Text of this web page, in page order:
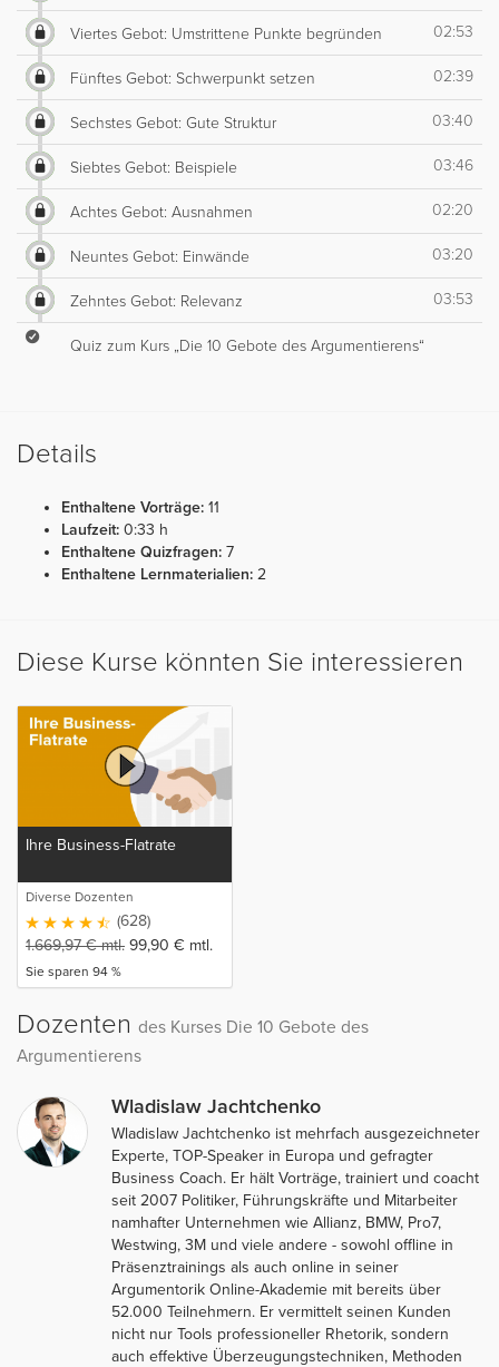
Viertes Gebot: Umstrittene Punkte begründen 02:53
Fünftes Gebot: Schwerpunkt setzen 02:39
Sechstes Gebot: Gute Struktur 03:40
Siebtes Gebot: Beispiele 03:46
Achtes Gebot: Ausnahmen 02:20
Neuntes Gebot: Einwände 03:20
Zehntes Gebot: Relevanz 03:53
Quiz zum Kurs „Die 10 Gebote des Argumentierens“
Details
Enthaltene Vorträge: 11
Laufzeit: 0:33 h
Enthaltene Quizfragen: 7
Enthaltene Lernmaterialien: 2
Diese Kurse könnten Sie interessieren
Ihre Business-Flatrate
Diverse Dozenten
(628)
1.669,97€mtl. 99,90 € mtl.
Sie sparen 94 %
Dozenten des Kurses Die 10 Gebote des
Argumentierens
Wladislaw Jachtchenko
Wladislaw Jachtchenko ist mehrfach ausgezeichneter
Experte, TOP-Speaker in Europa und gefragter
Business Coach. Er hält Vorträge, trainiert und coacht
seit 2007 Politiker, Führungskräfte und Mitarbeiter
namhafter Unternehmen wie Allianz, BMW, Pro7,
Westwing, 3M und viele andere - sowohl offline in
Präsenztrainings als auch online in seiner
Argumentorik Online-Akademie mit bereits über
52.000 Teilnehmern. Er vermittelt seinen Kunden
nicht nur Tools professioneller Rhetorik, sondern
auch effektive Überzeugungstechniken, Methoden